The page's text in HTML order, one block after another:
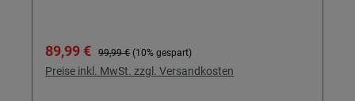
Verkaufspreis:
89,99 € Regulärer Preis:
99,99 € (10% gespart)
Preise inkl. MwSt. zzgl. Versandkosten